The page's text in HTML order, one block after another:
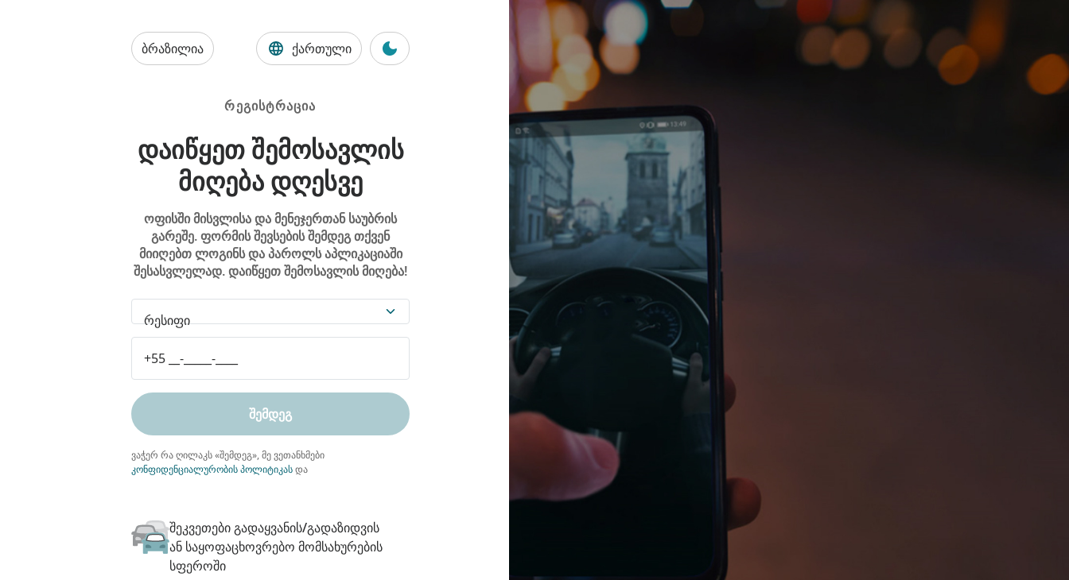
ბრაზილია ქართული
ᲠᲔᲒᲘᲡᲢᲠᲐᲪᲘᲐ
ᲓᲐᲘᲬᲧᲔᲗ ᲨᲔᲛᲝᲡᲐᲕᲚᲘᲡ
ᲛᲘᲦᲔᲑᲐ ᲓᲦᲔᲡᲕᲔ
ოფისში მისვლისა და მენეჯერთან საუბრის
გარეშე. ფორმის შევსების შემდეგ თქვენ
მიიღებთ ლოგინს და პაროლს აპლიკაციაში
შესასვლელად. დაიწყეთ შემოსავლის მიღება!
რესიფი
ᲨᲔᲛᲓᲔᲒ
ვაჭერ რა ღილაკს «შემდეგ», მე ვეთანხმები
კონფიდენციალურობის პოლიტიკასდა
შეკვეთები გადაყვანის/გადაზიდვის
ან საყოფაცხოვრებო მომსახურების
სფეროში